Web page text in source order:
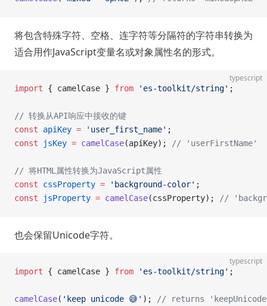
将包含特殊字符、空格、连字符等分隔符的字符串转换为
适合用作JavaScript变量名或对象属性名的形式。
typescript
import { camelCase } from 'es-toolkit/string' ;
// 转换从API响应中接收的键
const apiKey = 'user_first_name' ;
const jsKey = camelCase(apiKey); // 'userFirstName'
// 将HTML属性转换为JavaScript属性
const cssProperty = 'background-color' ;
const jsProperty = camelCase(cssProperty); //
也会保留Unicode字符。
typescript
import { camelCase } from 'es-toolkit/string' ;
camelCase( 'keep unicode 😅' );
// returns